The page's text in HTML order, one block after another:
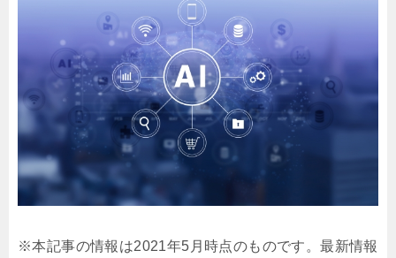
※本記事の情報は2021年5月時点のものです。最新情報